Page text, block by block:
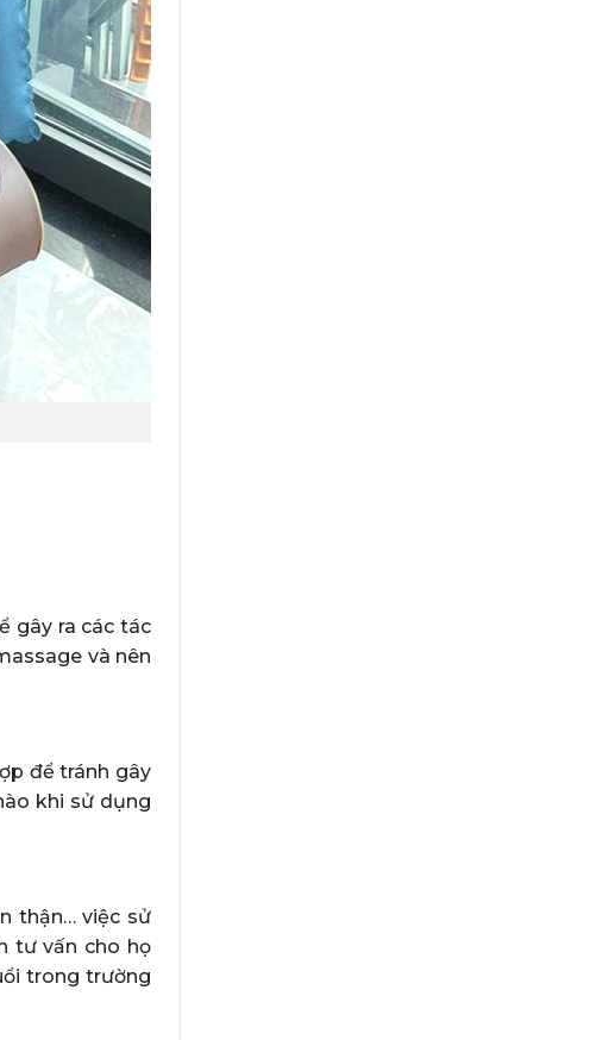
gây ra các tác
và nên
để tránh gây
khi sử dụng
thận… việc sử
tư vấn cho họ
trong trường